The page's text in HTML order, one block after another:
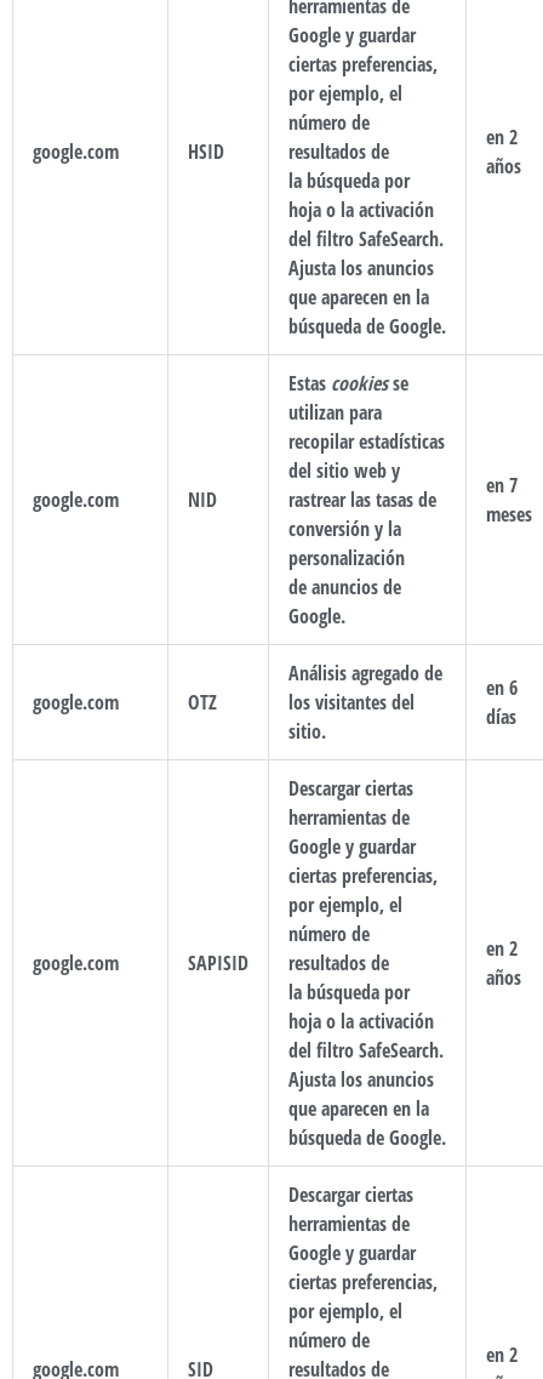
google.com HSID
herramientas de
Google y guardar
ciertas preferencias,
por ejemplo, el
número de
resultados de
la búsqueda por
hoja o la activación
del filtro SafeSearch.
Ajusta los anuncios
que aparecen en la
búsqueda de Google.
en 2
años
google.com NID
Estas cookiesse
utilizan para
recopilar estadísticas
del sitio web y
rastrear las tasas de
conversión y la
personalización
de anuncios de
Google.
en 7
meses
google.com OTZ
Análisis agregado de
los visitantes del
sitio.
en 6
días
google.com SAPISID
Descargar ciertas
herramientas de
Google y guardar
ciertas preferencias,
por ejemplo, el
número de
resultados de
la búsqueda por
hoja o la activación
del filtro SafeSearch.
Ajusta los anuncios
que aparecen en la
búsqueda de Google.
en 2
años
google.com SID
Descargar ciertas
herramientas de
Google y guardar
ciertas preferencias,
por ejemplo, el
número de
resultados de
en 2